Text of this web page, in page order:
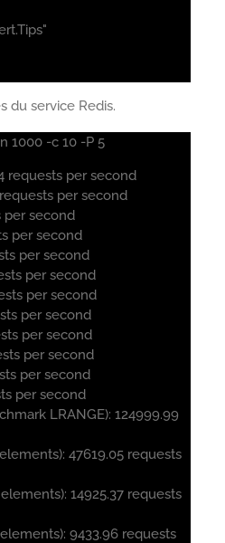
du service Redis.
1000 -c 10 -P 5
requests per second
requests per second
per second
per second
per second
per second
per second
per second
per second
per second
per second
per second
LRANGE): 124999.99
47619.05 requests
14925.37 requests
9433.96 requests